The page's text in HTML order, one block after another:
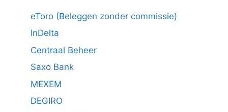
eToro (Beleggen zonder commissie)
InDelta
Centraal Beheer
Saxo Bank
MEXEM
DEGIRO